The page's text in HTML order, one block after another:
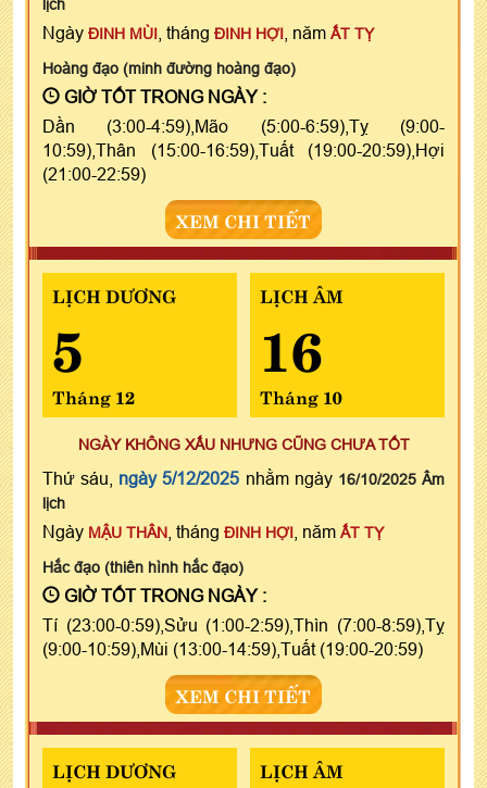
lịch
Ngày ĐINH MÙI , tháng ĐINH HỢI , năm ẤT TỴ
Hoàng đạo (minh đường hoàng đạo)
GIỜ TỐT TRONG NGÀY :
Dần (3:00-4:59),Mão (5:00-6:59),Tỵ (9:00-
10:59),Thân (15:00-16:59),Tuất (19:00-20:59),Hợi
(21:00-22:59)
XEM CHI TIẾT
LỊCH DƯƠNG
5
Tháng 12
LỊCH ÂM
16
Tháng 10
NGÀY KHÔNG XẤU NHƯNG CŨNG CHƯA TỐT
Thứ sáu, ngày 5/12/2025 nhằm ngày 16/10/2025 Âm
lịch
Ngày MẬU THÂN , tháng ĐINH HỢI , năm ẤT TỴ
Hắc đạo (thiên hình hắc đạo)
GIỜ TỐT TRONG NGÀY :
Tí (23:00-0:59),Sửu (1:00-2:59),Thìn (7:00-8:59),Tỵ
(9:00-10:59),Mùi (13:00-14:59),Tuất (19:00-20:59)
XEM CHI TIẾT
LỊCH DƯƠNG LỊCH ÂM